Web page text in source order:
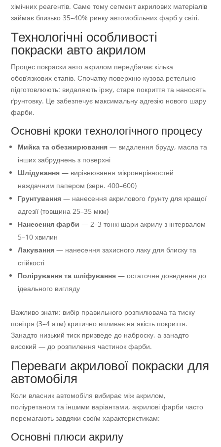
хімічних реагентів. Саме тому сегмент акрилових матеріалів
займає близько 35–40% ринку автомобільних фарб у світі.
Технологічні особливості
покраски авто акрилом
Процес покраски авто акрилом передбачає кілька
обов’язкових етапів. Спочатку поверхню кузова ретельно
підготовлюють: видаляють іржу, старе покриття та наносять
ґрунтовку. Це забезпечує максимальну адгезію нового шару
фарби.
Основні кроки технологічного процесу
Мийка та обезжирювання — видалення бруду, масла та
інших забруднень з поверхні
Шлідування — вирівнювання мікронерівностей
наждачним папером (зерн. 400–600)
Грунтування — нанесення акрилового ґрунту для кращої
адгезії (товщина 25–35 мкм)
Нанесення фарби — 2–3 тонкі шари акрилу з інтервалом
5–10 хвилин
Лакування — нанесення захисного лаку для блиску та
стійкості
Полірування та шліфування — остаточне доведення до
ідеального вигляду
Важливо знати: вибір правильного розпилювача та тиску
повітря (3–4 атм) критично впливає на якість покриття.
Занадто низький тиск призведе до наброску, а занадто
високий — до розпилення частинок фарби.
Переваги акрилової покраски для
автомобіля
Коли власник автомобіля вибирає між акрилом,
поліуретаном та іншими варіантами, акрилові фарби часто
перемагають завдяки своїм характеристикам:
Основні плюси акрилу